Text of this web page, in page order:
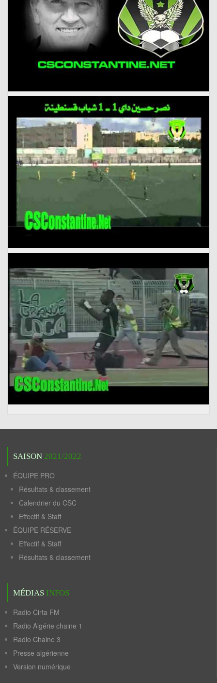
SAISON 2021/2022
ÉQUIPE PRO
Résultats & classement
Calendrier du CSC
Effectif & Staff
ÉQUIPE RÉSERVE
Effectif & Staff
Résultats & classement
MÉDIAS INFOS
Radio Cirta FM
Radio Algérie chaine 1
Radio Chaine 3
Presse algérienne
Version numérique